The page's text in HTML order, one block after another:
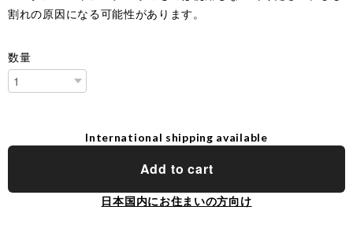
割れの原因になる可能性があります。
数量
International shipping available
Add to cart
日本国内にお住まいの方向け